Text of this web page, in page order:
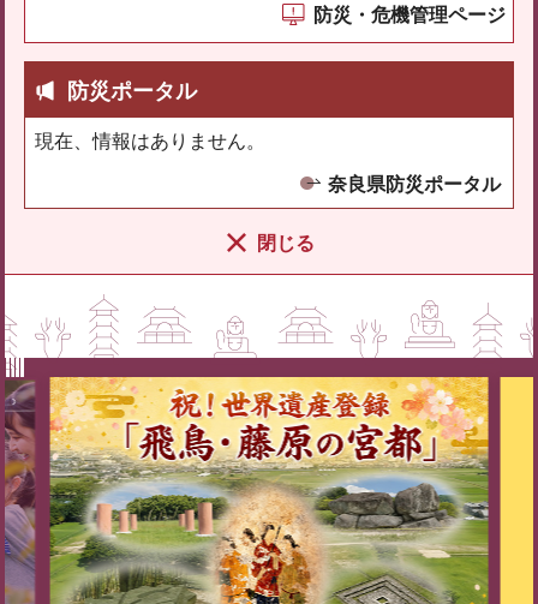
防災・危機管理ページ
防災ポータル
現在、情報はありません。
奈良県防災ポータル
閉じる